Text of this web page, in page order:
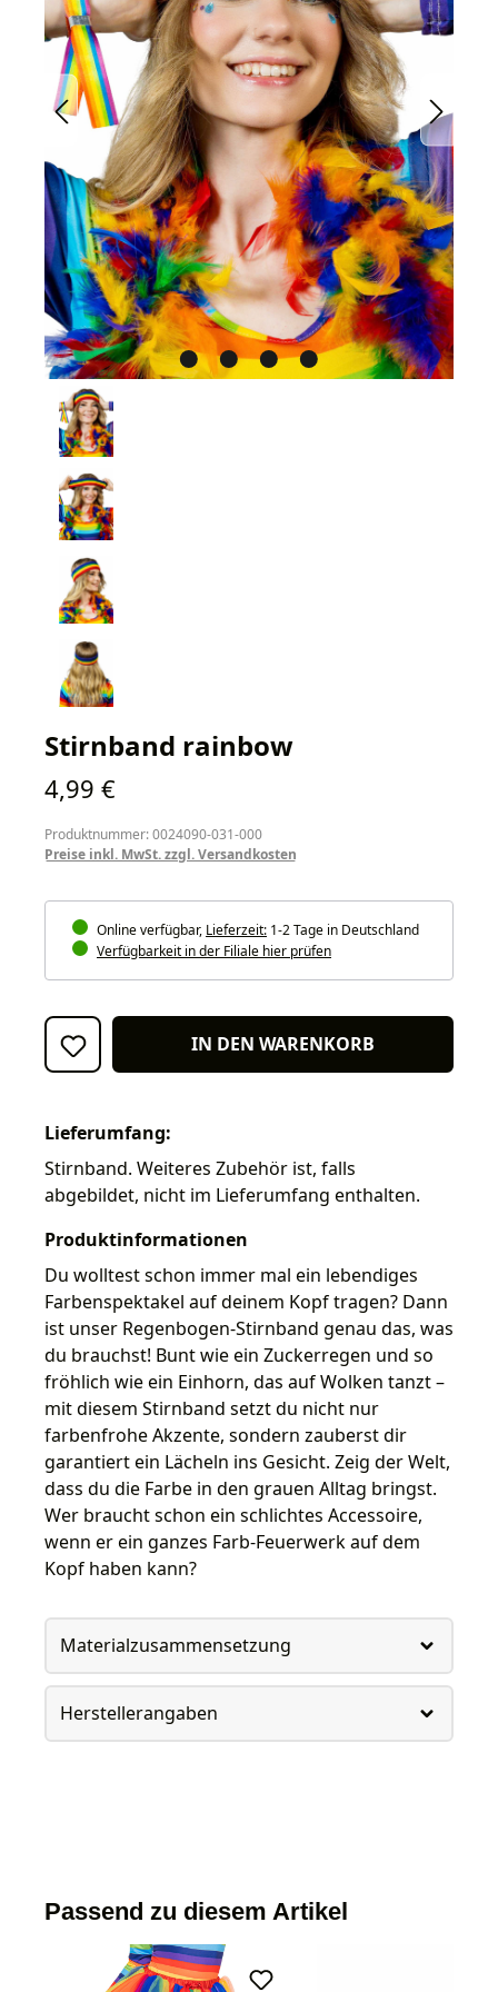
Stirnband rainbow
Regulärer Preis:
4,99 €
Produktnummer: 0024090-031-000
Preise inkl. MwSt. zzgl. Versandkosten
Online verfügbar, Lieferzeit: 1-2 Tage in Deutschland
Verfügbarkeit in der Filiale hier prüfen
IN DEN WARENKORB
Lieferumfang:
Stirnband. Weiteres Zubehör ist, falls
abgebildet, nicht im Lieferumfang enthalten.
Produktinformationen
Du wolltest schon immer mal ein lebendiges
Farbenspektakel auf deinem Kopf tragen? Dann
ist unser Regenbogen-Stirnband genau das, was
du brauchst! Bunt wie ein Zuckerregen und so
fröhlich wie ein Einhorn, das auf Wolken tanzt –
mit diesem Stirnband setzt du nicht nur
farbenfrohe Akzente, sondern zauberst dir
garantiert ein Lächeln ins Gesicht. Zeig der Welt,
dass du die Farbe in den grauen Alltag bringst.
Wer braucht schon ein schlichtes Accessoire,
wenn er ein ganzes Farb-Feuerwerk auf dem
Kopf haben kann?
Materialzusammensetzung
Herstellerangaben
Passend zu diesem Artikel